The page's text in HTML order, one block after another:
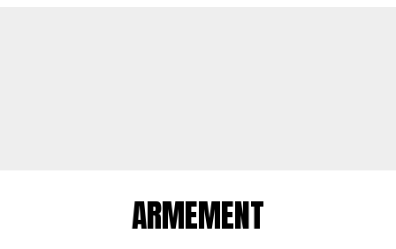
ARMEMENT